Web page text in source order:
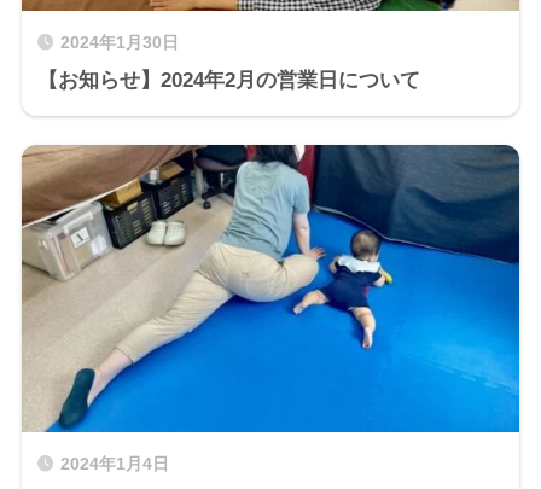
2024年1月30日
【お知らせ】2024年2月の営業日について
2024年1月4日